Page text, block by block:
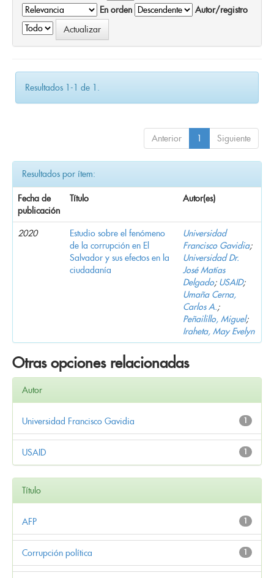
En orden
Autor/registro
Resultados 1-1 de 1.
Anterior 1 Siguiente
Resultados por ítem:
Fecha de
publicación
Título Autor(es)
2020
Estudio sobre el fenómeno
de la corrupción en El
Salvador y sus efectos en la
ciudadanía
Universidad
Francisco Gavidia;
Universidad Dr.
José Matías
Delgado; USAID;
Umaña Cerna,
Carlos A.;
Peñailillo, Miguel;
Iraheta, May Evelyn
Otras opciones relacionadas
Autor
1
Universidad Francisco Gavidia
1
USAID
Título
1
AFP
1
Corrupción política